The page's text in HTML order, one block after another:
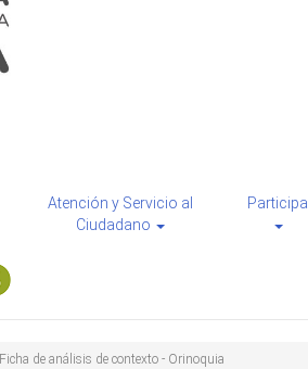
Atención y Servicio al
Ciudadano
Participa
Ficha de análisis de contexto - Orinoquia